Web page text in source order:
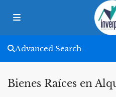
Advanced Search
Bienes Raíces en